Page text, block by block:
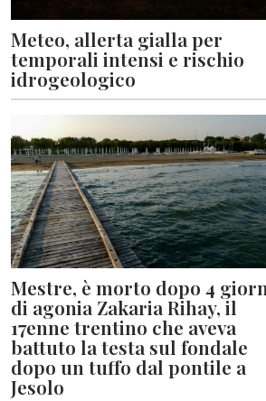
Meteo, allerta gialla per
temporali intensi e rischio
idrogeologico
Mestre, è morto dopo 4
di agonia Zakaria Rihay, il
17enne trentino che aveva
battuto la testa sul fondale
dopo un tuffo dal pontile a
Jesolo